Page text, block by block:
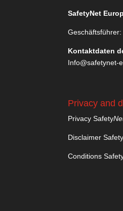
SafetyNet
Kontaktdaten
Info@safetynet-
Privacy and
Privacy Safety
Disclaimer
Conditions